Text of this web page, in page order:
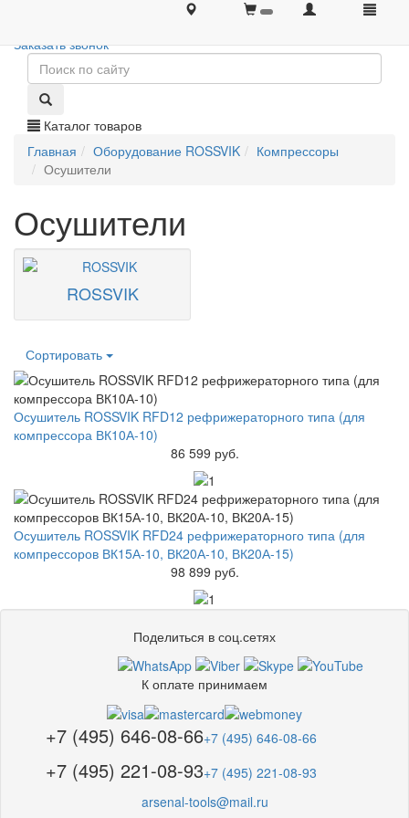
+7 (495) 646-08-66 +7 (495) 646-08-66
Заказать звонок
Каталог товаров
Главная
Оборудование ROSSVIK
Компрессоры
Осушители
Осушители
ROSSVIK
Сортировать
Осушитель ROSSVIK RFD12 рефрижераторного типа (для
компрессора ВК10А-10)
86 599 руб.
Осушитель ROSSVIK RFD24 рефрижераторного типа (для
компрессоров ВК15А-10, ВК20А-10, ВК20А-15)
98 899 руб.
Поделиться в соц.сетях
К оплате принимаем
+7 (495) 646-08-66+7 (495) 646-08-66
+7 (495) 221-08-93+7 (495) 221-08-93
arsenal-tools@mail.ru